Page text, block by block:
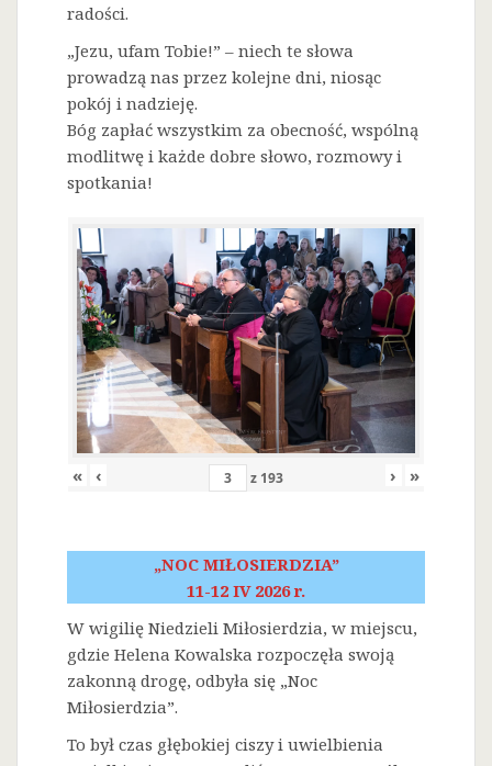
radości.
„Jezu, ufam Tobie!” – niech te słowa
prowadzą nas przez kolejne dni, niosąc
pokój i nadzieję.
Bóg zapłać wszystkim za obecność, wspólną
modlitwę i każde dobre słowo, rozmowy i
spotkania!
« ‹ z 193 › »
„NOC MIŁOSIERDZIA”
11-12 IV 2026 r.
W wigilię Niedzieli Miłosierdzia, w miejscu,
gdzie Helena Kowalska rozpoczęła swoją
zakonną drogę, odbyła się „Noc
Miłosierdzia”.
To był czas głębokiej ciszy i uwielbienia